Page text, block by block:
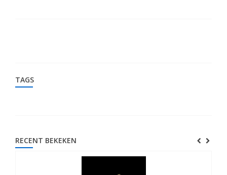
TAGS
RECENT BEKEKEN